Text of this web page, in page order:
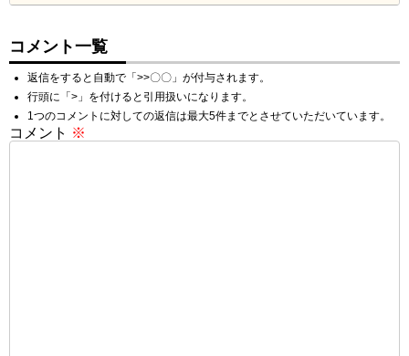
コメント一覧
返信をすると自動で「>>〇〇」が付与されます。
行頭に「>」を付けると引用扱いになります。
1つのコメントに対しての返信は最大5件までとさせていただいています。
コメント ※